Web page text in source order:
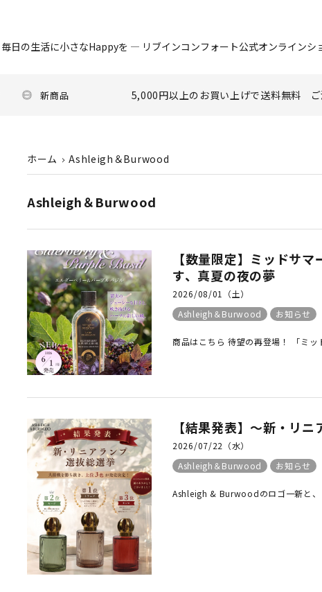
毎日の生活に小さなHappyを ― リブインコンフォート公式オンラインシ
新商品 5,000円以上のお買い上げで送料無料
ホーム Ashleigh＆Burwood
Ashleigh＆Burwood
【数量限定】ミッドサ
す、真夏の夜の夢
2026/08/01（土）
Ashleigh＆Burwood
お知らせ
商品はこちら 待望の再登場！ 「ミ
【結果発表】～新・リ
2026/07/22（水）
Ashleigh＆Burwood
お知らせ
Ashleigh & Burwoodのロゴ一新と